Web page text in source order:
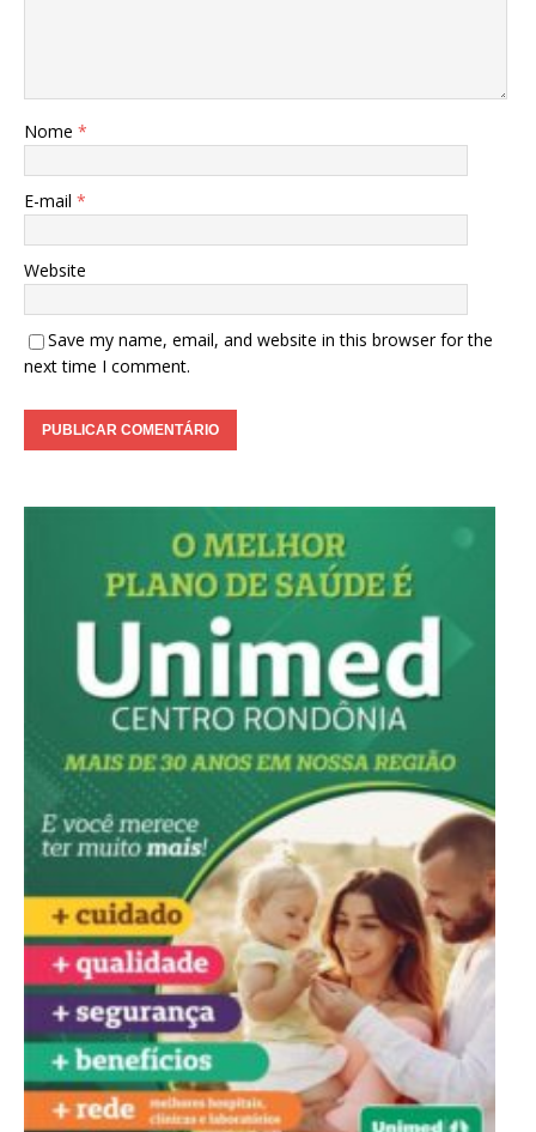
Nome *
E-mail *
Website
Save my name, email, and website in this browser for the
next time I comment.